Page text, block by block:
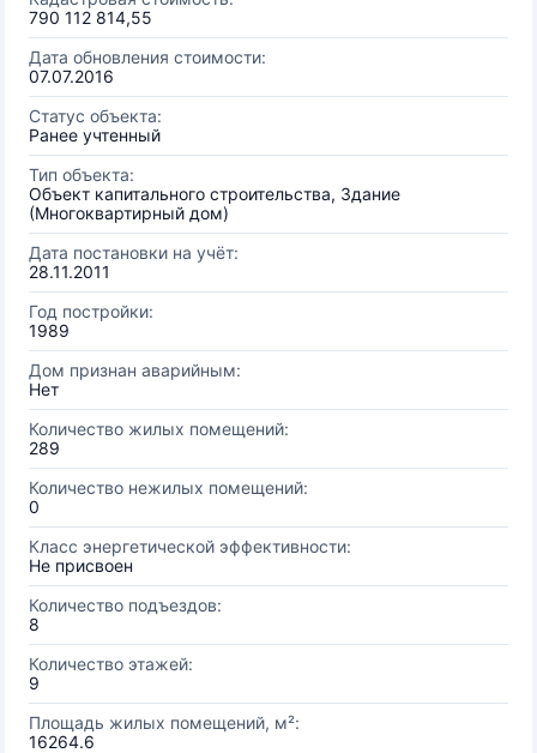
790 112 814,55
Дата обновления стоимости:
07.07.2016
Статус объекта:
Ранее учтенный
Тип объекта:
Объект капитального строительства, Здание
(Многоквартирный дом)
Дата постановки на учёт:
28.11.2011
Год постройки:
1989
Дом признан аварийным:
Нет
Количество жилых помещений:
289
Количество нежилых помещений:
0
Класс энергетической эффективности:
Не присвоен
Количество подъездов:
8
Количество этажей:
9
Площадь жилых помещений, м²:
16264.6